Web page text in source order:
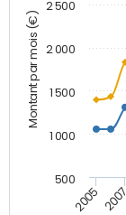
Montant par mois (€)
2005 2007
500
1 000
1 500
2 000
2 500